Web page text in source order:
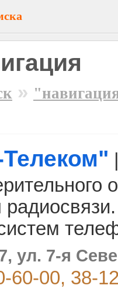
»
ул. 7-я
60-00, 38-